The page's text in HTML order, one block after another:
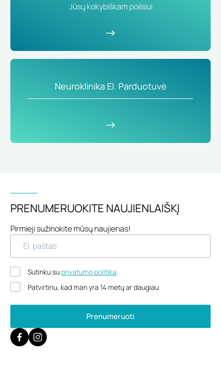
Jūsų kokybiškam poilsiui
Neuroklinika El. Parduotuvė
PRENUMERUOKITE NAUJIENLAIŠKĮ
Pirmieji sužinokite mūsų naujienas!
Prenumeruoti
Sutinku su privatumo politika.
Patvirtinu, kad man yra 14 metų ar daugiau